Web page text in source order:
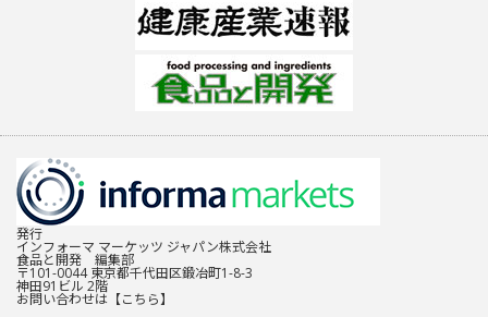
発行
インフォーマ マーケッツ ジャパン株式会社
食品と開発 編集部
〒101-0044 東京都千代田区鍛冶町1-8-3
神田91ビル 2階
お問い合わせは 【こちら】